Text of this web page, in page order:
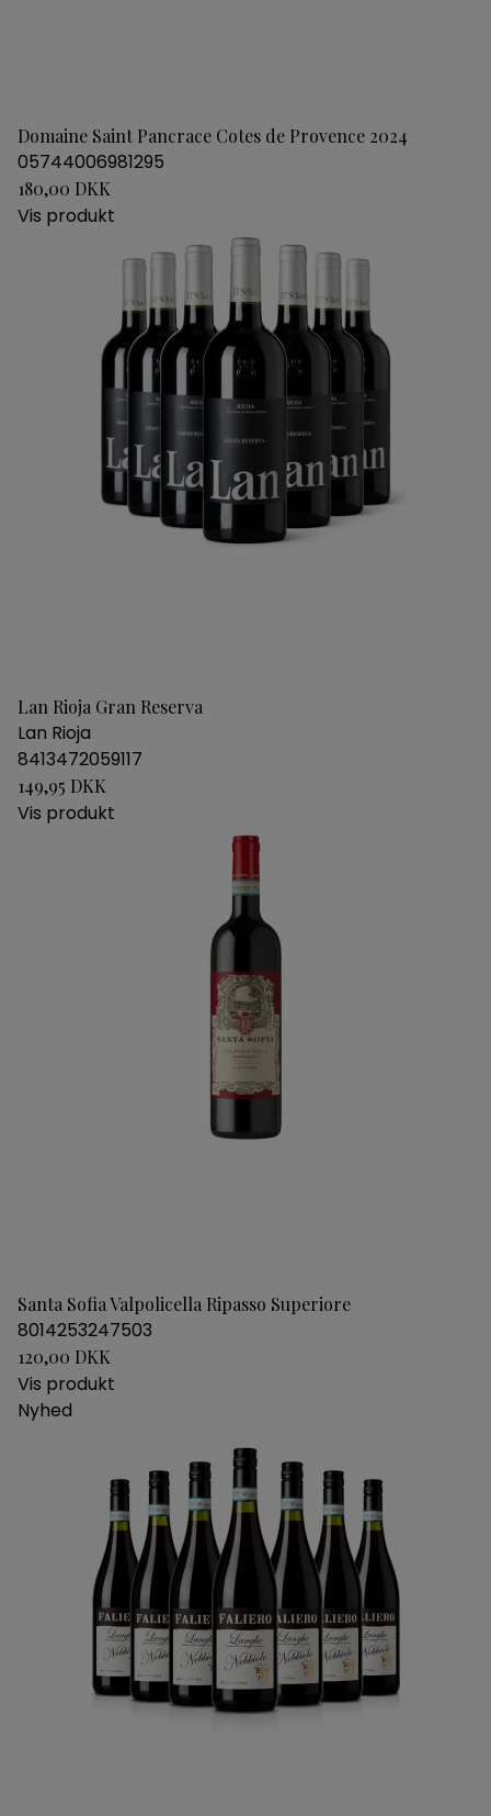
Domaine Saint Pancrace Cotes de Provence 2024
05744006981295
180,00 DKK
Vis produkt
Lan Rioja Gran Reserva
Lan Rioja
8413472059117
149,95 DKK
Vis produkt
Santa Sofia Valpolicella Ripasso Superiore
8014253247503
120,00 DKK
Vis produkt
Nyhed